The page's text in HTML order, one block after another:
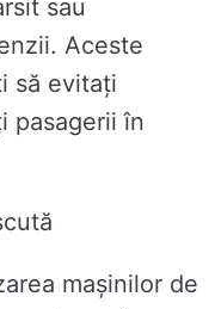
sau
Aceste
să evitați
pasagerii în
mașinilor de